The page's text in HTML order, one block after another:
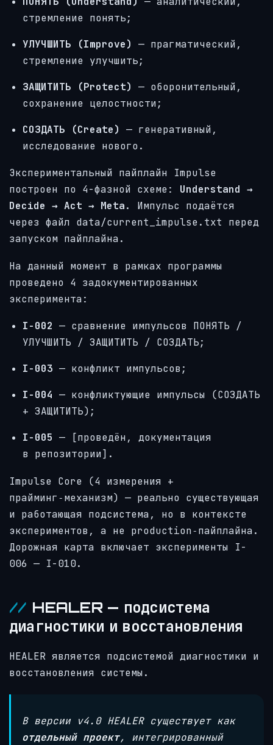
стремление понять;
УЛУЧШИТЬ (Improve)
— прагматический,
стремление улучшить;
ЗАЩИТИТЬ (Protect)
— оборонительный,
сохранение целостности;
СОЗДАТЬ (Create)
— генеративный,
исследование нового.
Экспериментальный пайплайн Impulse
построен по 4-фазной схеме: Understand →
Decide → Act → Meta. Импульс подаётся
через файл data/current_impulse.txt перед
запуском пайплайна.
На данный момент в рамках программы
проведено 4 задокументированных
эксперимента:
I-002 — сравнение импульсов ПОНЯТЬ /
УЛУЧШИТЬ / ЗАЩИТИТЬ / СОЗДАТЬ;
I-003 — конфликт импульсов;
I-004 — конфликтующие импульсы (СОЗДАТЬ
+ ЗАЩИТИТЬ);
I-005 — [проведён, документация
в репозитории].
Impulse Core (4 измерения +
прайминг‑механизм) — реально существующая
и работающая подсистема, но в контексте
экспериментов, а не production‑пайплайна.
Дорожная карта включает эксперименты I-
006 — I-010.
HEALER — подсистема
диагностики и восстановления
HEALER является подсистемой диагностики и
восстановления системы.
В версии v4.0 HEALER существует как
отдельный проект, интегрированный